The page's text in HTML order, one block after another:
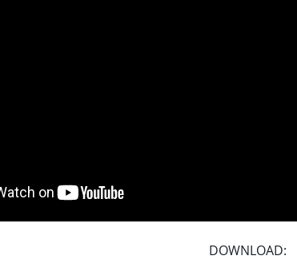
DOWNLOAD: